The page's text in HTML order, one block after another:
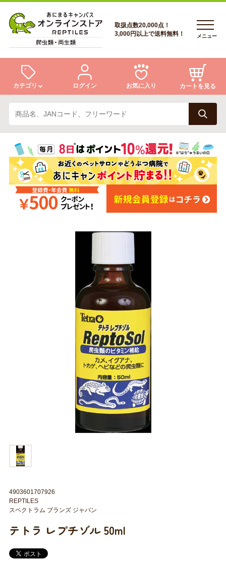
会員登録
あにまるキャンパスについて
アフターサービス
取扱点数20,000点！
3,000円以上で送料無料！
メニュー
カテゴリ
トカゲ ヘビ
カメ 両生類
ログイン お気に入り カートを見る
あにまるキャンパスについて
アフターサービス
商品リクエスト
テトラ レプチゾル 50ml
4903601707926
REPTILES
スペクトラム ブランズ ジャパン